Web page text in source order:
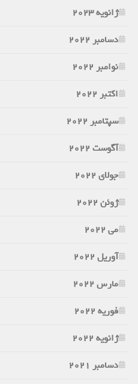
ژانویه 2023
دسامبر 2022
نوامبر 2022
اکتبر 2022
سپتامبر 2022
آگوست 2022
جولای 2022
ژوئن 2022
می 2022
آوریل 2022
مارس 2022
فوریه 2022
ژانویه 2022
دسامبر 2021